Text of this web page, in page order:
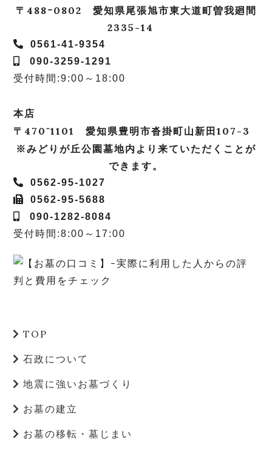
〒488ｰ0802 愛知県尾張旭市東大道町曽我廻間
2335-14
0561-41-9354
090-3259-1291
受付時間:9:00～18:00
本店
〒470⁻1101 愛知県豊明市沓掛町山新田107-3
※みどりが丘公園墓地内より来ていただくことが
できます。
0562-95-1027
0562-95-5688
090-1282-8084
受付時間:8:00～17:00
TOP
石政について
地震に強いお墓づくり
お墓の建立
お墓の移転・墓じまい